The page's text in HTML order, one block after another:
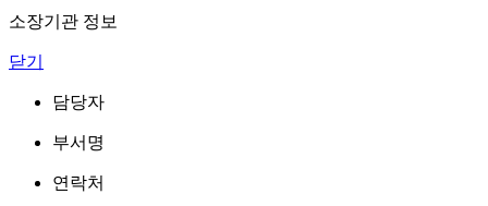
소장기관 정보
닫기
담당자
부서명
연락처